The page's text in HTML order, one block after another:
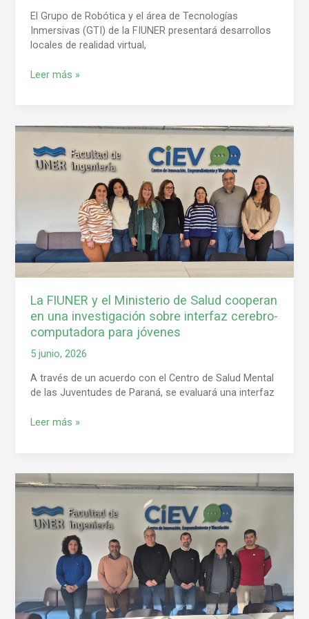
El Grupo de Robótica y el área de Tecnologías
Inmersivas (GTI) de la FIUNER presentará desarrollos
locales de realidad virtual,
Leer más »
La FIUNER y el Ministerio de Salud cooperan
en una investigación sobre interfaz cerebro-
computadora para jóvenes
5 junio, 2026
A través de un acuerdo con el Centro de Salud Mental
de las Juventudes de Paraná, se evaluará una interfaz
La
FIUNER
cooperan
en
una
investigación
interfaz
cerebro-
computadora
para
Leer más »
La
FIUNER
y
el
Municipio
Verde
firmaron
un